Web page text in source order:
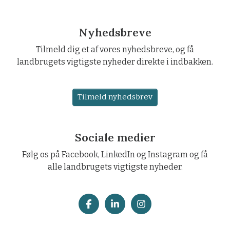
Nyhedsbreve
Tilmeld dig et af vores nyhedsbreve, og få
landbrugets vigtigste nyheder direkte i indbakken.
Tilmeld nyhedsbrev
Sociale medier
Følg os på Facebook, LinkedIn og Instagram og få
alle landbrugets vigtigste nyheder.